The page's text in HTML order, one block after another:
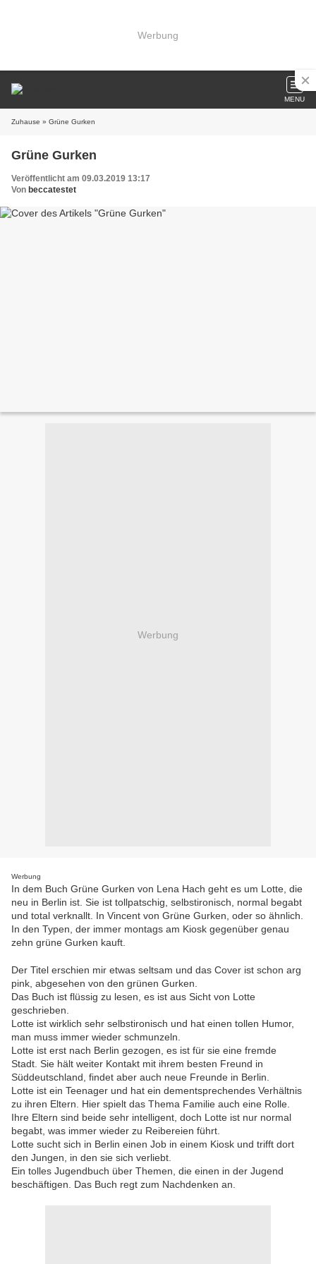
Werbung
MENU
Zuhause » Grüne Gurken
Grüne Gurken
Veröffentlicht am 09.03.2019 13:17
Von beccatestet
Werbung
Werbung
In dem Buch Grüne Gurken von Lena Hach geht es um Lotte, die
neu in Berlin ist. Sie ist tollpatschig, selbstironisch, normal begabt
und total verknallt. In Vincent von Grüne Gurken, oder so ähnlich.
In den Typen, der immer montags am Kiosk gegenüber genau
zehn grüne Gurken kauft.
Der Titel erschien mir etwas seltsam und das Cover ist schon arg
pink, abgesehen von den grünen Gurken.
Das Buch ist flüssig zu lesen, es ist aus Sicht von Lotte
geschrieben.
Lotte ist wirklich sehr selbstironisch und hat einen tollen Humor,
man muss immer wieder schmunzeln.
Lotte ist erst nach Berlin gezogen, es ist für sie eine fremde
Stadt. Sie hält weiter Kontakt mit ihrem besten Freund in
Süddeutschland, findet aber auch neue Freunde in Berlin.
Lotte ist ein Teenager und hat ein dementsprechendes Verhältnis
zu ihren Eltern. Hier spielt das Thema Familie auch eine Rolle.
Ihre Eltern sind beide sehr intelligent, doch Lotte ist nur normal
begabt, was immer wieder zu Reibereien führt.
Lotte sucht sich in Berlin einen Job in einem Kiosk und trifft dort
den Jungen, in den sie sich verliebt.
Ein tolles Jugendbuch über Themen, die einen in der Jugend
beschäftigen. Das Buch regt zum Nachdenken an.